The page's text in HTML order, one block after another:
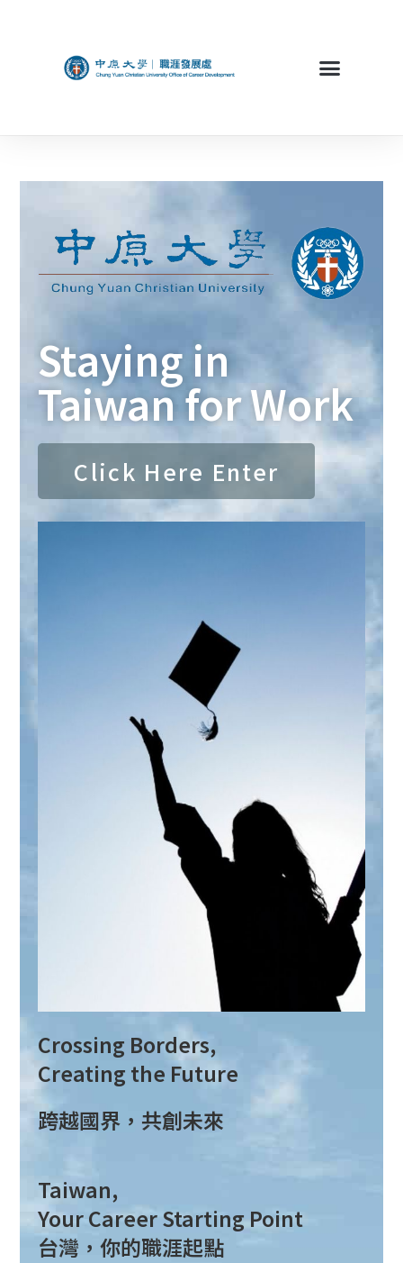
Staying in
Taiwan for Work
Click Here Enter
Crossing Borders,
Creating the Future
跨越國界，共創未來
Taiwan,
Your Career Starting Point
台灣，你的職涯起點